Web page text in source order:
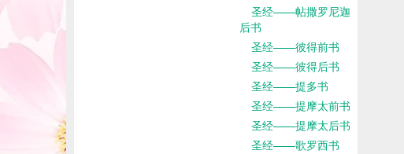
圣经——帖撒罗尼迦
后书
圣经——彼得前书
圣经——彼得后书
圣经——提多书
圣经——提摩太前书
圣经——提摩太后书
圣经——歌罗西书